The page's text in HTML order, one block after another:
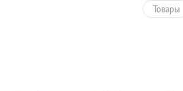
Товары